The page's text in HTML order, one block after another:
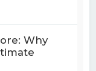
Why